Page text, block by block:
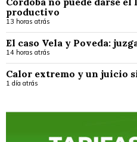
productivo
13 horas atrás
El caso Vela y Poveda:
14 horas atrás
Calor extremo y un juicio
1 día atrás